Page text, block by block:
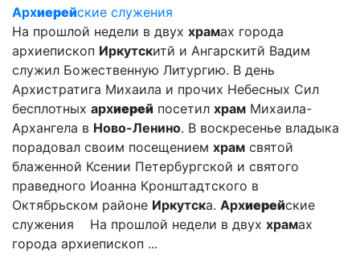
Архиерейские служения
На прошлой недели в двух храмах города
архиепископ Иркутскитй и Ангарскитй Вадим
служил Божественную Литургию. В день
Архистратига Михаила и прочих Небесных Сил
бесплотных архиерей посетил храм Михаила-
Архангела в Ново-Ленино. В воскресенье владыка
порадовал своим посещением храм святой
блаженной Ксении Петербургской и святого
праведного Иоанна Кронштадтского в
Октябрьском районе Иркутска. Архиерейские
служения На прошлой недели в двух храмах
города архиепископ ...